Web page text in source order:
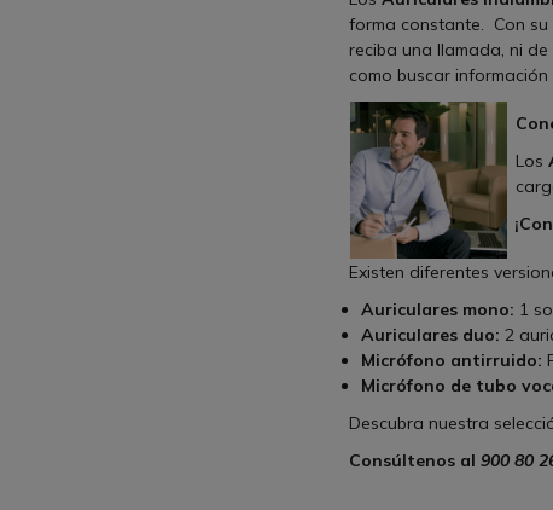
forma constante. Con su
reciba una llamada, ni
como buscar
Los
Existen diferentes
Auriculares mono: 1
Auriculares duo: 2
Micrófono antirruido:
Micrófono de tubo
Descubra nuestra
Consúltenos al 900 80